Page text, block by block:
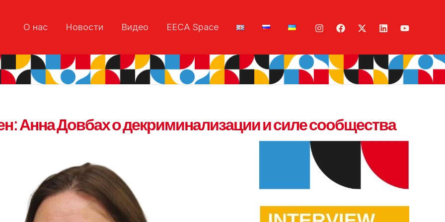
О нас Новости Видео EECA Space
Анна Довбах о декриминализации и силе сообщества